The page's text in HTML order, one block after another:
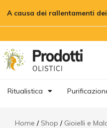
A causa dei rallentamenti
Ritualistica
Home Shop Gioielli e